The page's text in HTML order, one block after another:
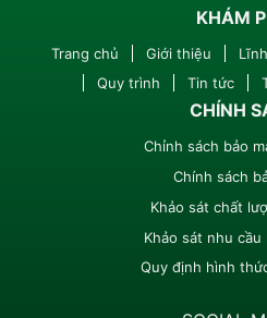
KHÁM
Trang chủ Giới thiệu
Quy trình
Tin tức
CHÍNH
Chỉnh sách bảo
Chính sách
Khảo sát chất
Khảo sát nhu cầu
Quy định hình